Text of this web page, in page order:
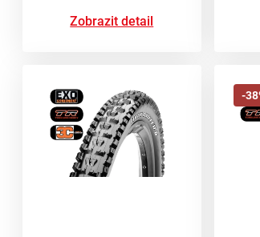
Zobrazit detail
-